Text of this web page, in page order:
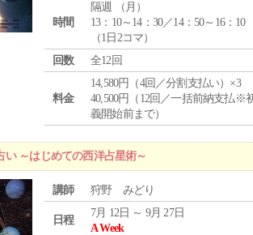
時間
隔週 （ 月 ）
13：10～14：30／14：50～16：10
（1日2コマ）
回数
全12回
料金
14,580円（4回／分割支払い）×3
40,500円（12回／一括前納支払※
義開始前まで）
い ～はじめての西洋占星術～
講師 狩野 みどり
日程
7月 12日 ～ 9月 27日
A Week